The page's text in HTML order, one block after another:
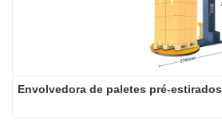
Envolvedora de paletes pré-estirados